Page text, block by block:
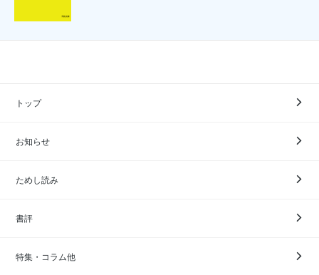
トップ
お知らせ
ためし読み
書評
特集・コラム他